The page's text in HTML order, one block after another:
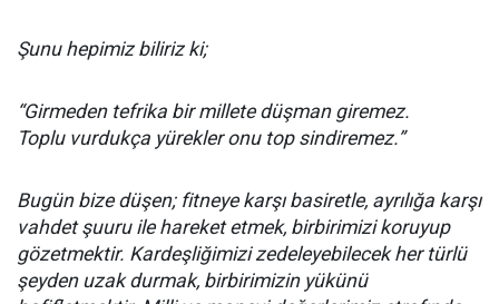
Şunu hepimiz biliriz ki;
“Girmeden tefrika bir millete düşman giremez.
Toplu vurdukça yürekler onu top sindiremez.”
Bugün bize düşen; fitneye karşı basiretle, ayrılığa karşı
vahdet şuuru ile hareket etmek, birbirimizi koruyup
gözetmektir. Kardeşliğimizi zedeleyebilecek her türlü
şeyden uzak durmak, birbirimizin yükünü